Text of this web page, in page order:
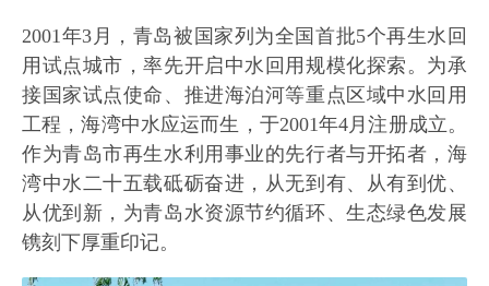
2001年3月，青岛被国家列为全国首批5个再生水回
用试点城市，率先开启中水回用规模化探索。为承
接国家试点使命、推进海泊河等重点区域中水回用
工程，海湾中水应运而生，于2001年4月注册成立。
作为青岛市再生水利用事业的先行者与开拓者，海
湾中水二十五载砥砺奋进，从无到有、从有到优、
从优到新，为青岛水资源节约循环、生态绿色发展
镌刻下厚重印记。